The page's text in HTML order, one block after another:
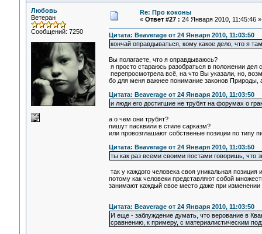
Любовь
Ветеран
Сообщений: 7250
Re: Про коконы
« Ответ #27 : 24 Января 2010, 11:45:46 »
Цитата: Beaverage от 24 Января 2010, 11:03:50
кончай оправдываться, кому какое дело, что я
Вы полагаете, что я оправдываюсь?
я просто стараюсь разобраться в положении дел
перепросмотрела всё, на что Вы указали, но,
бо для меня важнее понимание законов Природы,
Цитата: Beaverage от 24 Января 2010, 11:03:50
и люди его достигшие не трубят на форумах о
а о чем они трубят?
пишут пасквили в стиле сарказм?
или провозглашают собственые позиции по типу
Цитата: Beaverage от 24 Января 2010, 11:03:50
ты как раз всеми своими постами говоришь, что
так у каждого человека своя уникальная
потому как человеки представляют собой
занимают каждый свое место даже при
Цитата: Beaverage от 24 Января 2010, 11:03:50
И еще - заблуждение думать, что верование в
сравнению, к примеру, с материалистическим